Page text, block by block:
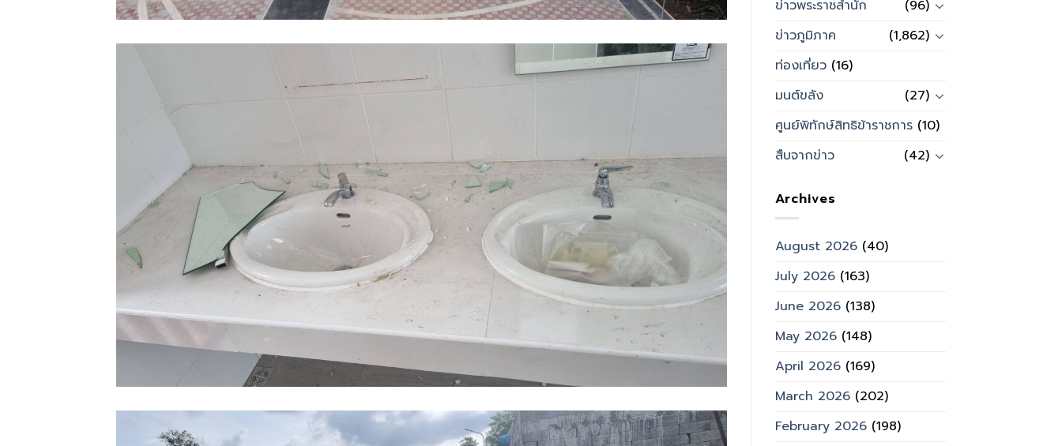
ข่าวพระราชสำนัก
(96)
ข่าวภูมิภาค
(1,862)
ท่องเที่ยว(16)
มนต์ขลัง
(27)
ศูนย์พิทักษ์สิทธิข้าราชการ(10)
สืบจากข่าว
(42)
Archives
August 2026(40)
July 2026(163)
June 2026(138)
May 2026(148)
April 2026(169)
March 2026(202)
February 2026(198)